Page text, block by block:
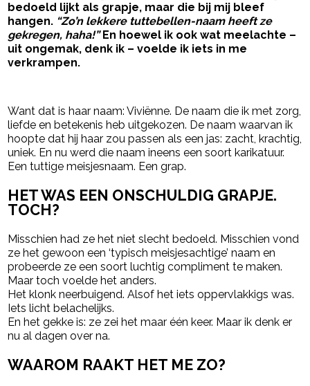
bedoeld lijkt als grapje, maar die bij mij bleef
hangen. “Zo’n lekkere tuttebellen-naam heeft ze
gekregen, haha!”En hoewel ik ook wat meelachte –
uit ongemak, denk ik – voelde ik iets in me
verkrampen.
Want dat is haar naam: Viviënne. De naam die ik met zorg,
liefde en betekenis heb uitgekozen. De naam waarvan ik
hoopte dat hij haar zou passen als een jas: zacht, krachtig,
uniek. En nu werd die naam ineens een soort karikatuur.
Een tuttige meisjesnaam. Een grap.
HET WAS EEN ONSCHULDIG GRAPJE.
TOCH?
Misschien had ze het niet slecht bedoeld. Misschien vond
ze het gewoon een ‘typisch meisjesachtige’ naam en
probeerde ze een soort luchtig compliment te maken.
Maar toch voelde het anders.
Het klonk neerbuigend. Alsof het iets oppervlakkigs was.
Iets licht belachelijks.
En het gekke is: ze zei het maar één keer. Maar ik denk er
nu al dagen over na.
WAAROM RAAKT HET ME ZO?